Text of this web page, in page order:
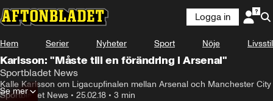
Logga in
Hem Serier Nyheter Sport Nöje Livsstil
Karlsson: "Måste till en förändring i Arsenal"
Sportbladet News
Kalle Karlsson om Ligacupfinalen mellan Arsenal och Manchester City
Sportbladet News • 25.02.18 • 3 min
Se mer